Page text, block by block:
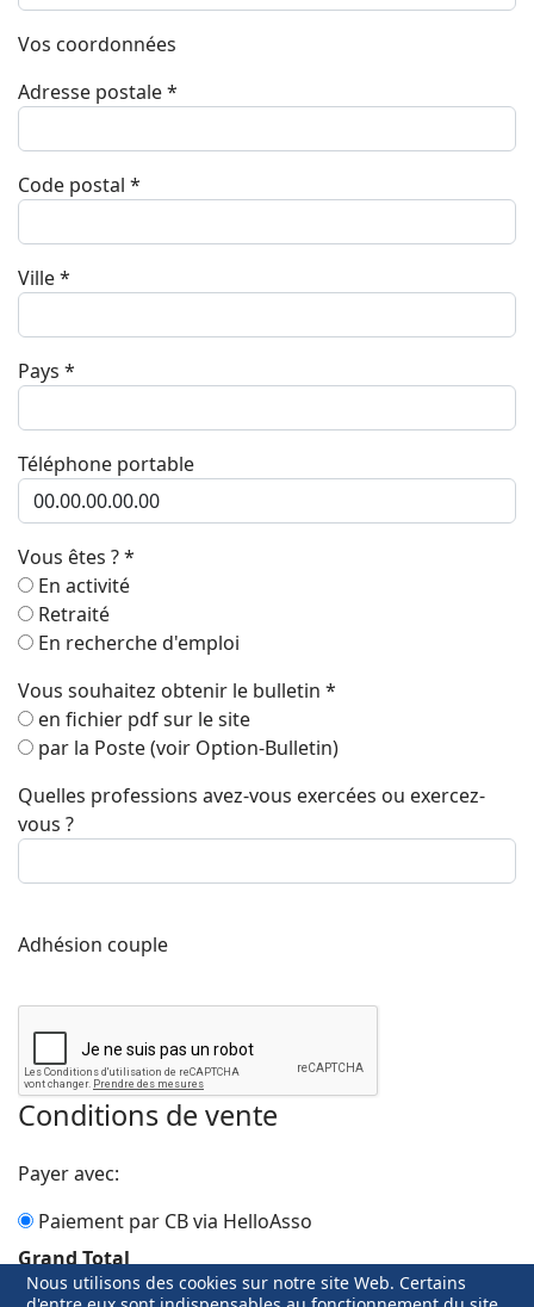
Vos coordonnées
Adresse postale*
Code postal *
Ville*
Pays *
Téléphone portable
Vous êtes ?*
En activité
Retraité
En recherche d'emploi
Vous souhaitez obtenir le bulletin *
en fichier pdf sur le site
par la Poste (voir Option-Bulletin)
Quelles professions avez-vous exercées ou exercez-
vous ?
Adhésion couple
Conditions de vente
Payer avec:
Paiement par CB via HelloAsso
Grand Total
Nous utilisons des cookies sur notre site Web. Certains